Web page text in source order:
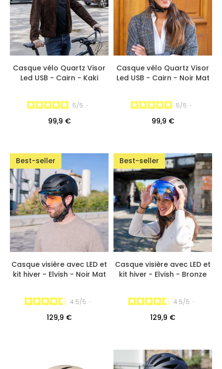
Casque vélo Quartz Visor
Led USB - Cairn - Kaki
5/5 -
99,9 €
Casque vélo Quartz Visor
Led USB - Cairn - Noir Mat
5/5 -
99,9 €
Best-seller
Casque visière avec LED et
kit hiver - Elvish - Noir Mat
4.5/5 -
129,9 €
Best-seller
Casque visière avec LED et
kit hiver - Elvish - Bronze
4.5/5 -
129,9 €